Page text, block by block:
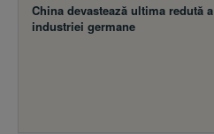
China devastează ultima redută a
industriei germane